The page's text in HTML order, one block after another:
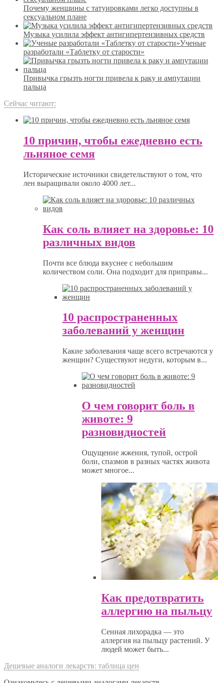
Почему женщины с татуировками легко доступны в
сексуальном плане
Музыка усилила эффект антигипертензивных средств
Ученые
разработали «Таблетку от старости»
Привычка грызть ногти привела к раку и ампутации
пальца
Сейчас читают:
10 причин, чтобы ежедневно есть
льняное семя
Исторические источники свидетельствуют о том, что
лен выращивали около 4000 лет...
Как соль влияет на здоровье: 10
различных видов
Почти все блюда вкуснее с небольшим
количеством соли. Она подходит для приправы...
10 распространенных
заболеваний у женщин
Какие заболевания чаще всего встречаются у
женщин? Существуют недуги, которым в...
О чем говорит боль в
животе: 9
разновидностей
Ощущение жжения, тупой, острой
боли, спазмов в разных частях живота
может многое...
Как предотвратить
аллергию на пыльцу
Сенная лихорадка — это
аллергия на пыльцу растений. У
людей может быть...
Дешевые аналоги лекарств: таблица цен